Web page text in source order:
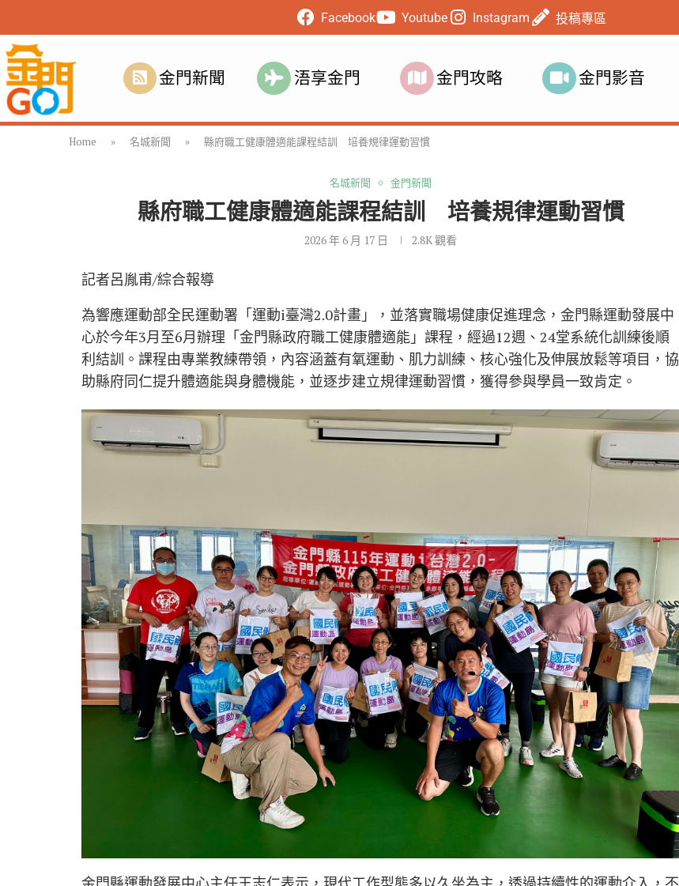
Facebook Youtube Instagram 投稿專區
金門新聞 浯享金門 金門攻略 金門影音
Home » 名城新聞 » 縣府職工健康體適能課程結訓 培養規律運動習慣
名城新聞 金門新聞
縣府職工健康體適能課程結訓 培養規律運動習慣
2026 年 6 月 17 日 2.8K觀看
記者呂胤甫/綜合報導
為響應運動部全民運動署「運動i臺灣2.0計畫」，並落實職場健康促進理念，金門縣運動發展中
心於今年3月至6月辦理「金門縣政府職工健康體適能」課程，經過12週、24堂系統化訓練後順
利結訓。課程由專業教練帶領，內容涵蓋有氧運動、肌力訓練、核心強化及伸展放鬆等項目，協
助縣府同仁提升體適能與身體機能，並逐步建立規律運動習慣，獲得參與學員一致肯定。